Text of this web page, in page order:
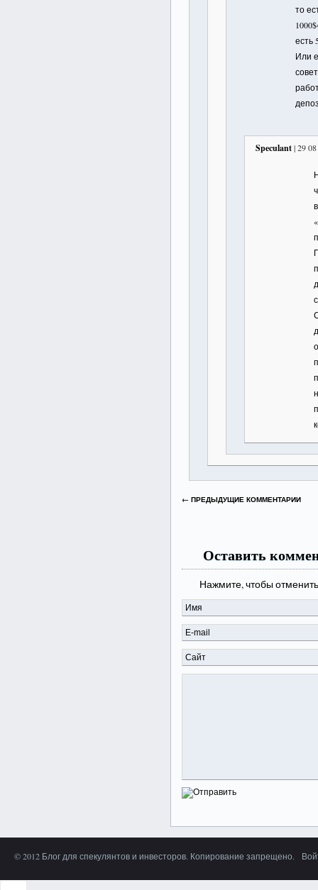
то
есть
Или
Speculant| 29
← ПРЕДЫДУЩИЕ КОММЕНТАРИИ
Оставить
Нажмите, чтобы
© 2012 Блог для спекулянтов и инвесторов. Копирование запрещено.